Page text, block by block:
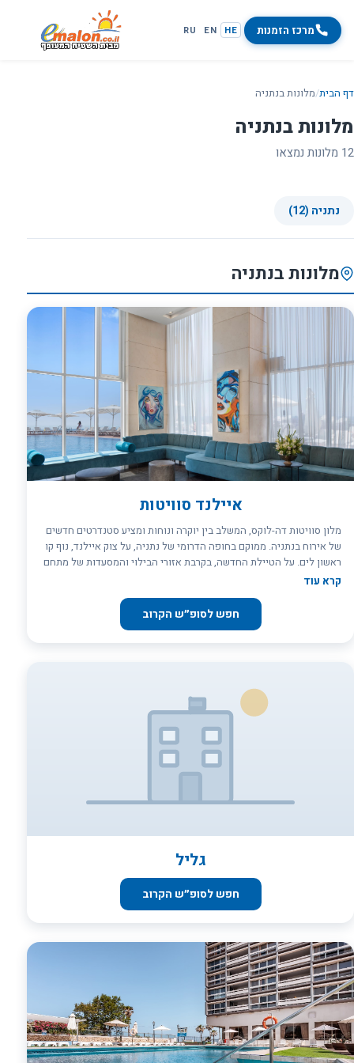
מרכז הזמנות HE
EN
RU
דף הבית/מלונות בנתניה
מלונות בנתניה
12 מלונות נמצאו
נתניה (12)
מלונות בנתניה
איילנד סוויטות
מלון סוויטות דה-לוקס, המשלב בין יוקרה ונוחות ומציע סטנדרטים חדשים
של אירוח בנתניה. ממוקם בחופה הדרומי של נתניה, על צוק איילנד, נוף קו
ראשון לים. על הטיילת החדשה, בקרבת אזורי הבילוי והמסעדות של מתחם
ההי-טק בפולג. כחמש דקות נסיעה ממרכז העיר. הכניסה למלון איילנד
אשראי בתוקף ע`פ פרטי האורח הרשומים בהזמנה בעת ההגעה למלון !
***בריכת השחיה תפתח ב 1/4/26 מחוממת וחיצונית***
קרא עוד
חפש לסופ״ש הקרוב
גליל
חפש לסופ״ש הקרוב